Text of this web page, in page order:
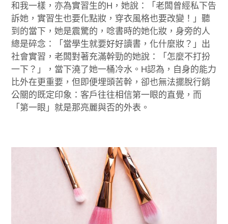
和我一樣，亦為實習生的H，她說：「老闆曾經私下告
訴她，實習生也要化點妝，穿衣風格也要改變！」聽
到的當下，她是震驚的，唸書時的她化妝，身旁的人
總是碎念：「當學生就要好好讀書，化什麼妝？」出
社會實習，老闆對著充滿幹勁的她說：「怎麼不打扮
一下？」，當下澆了她一桶冷水。H認為，自身的能力
比外在更重要，但即便埋頭苦幹，卻也無法擺脫行銷
公關的既定印象：客戶往往相信第一眼的直覺，而
「第一眼」就是那亮麗與否的外表。